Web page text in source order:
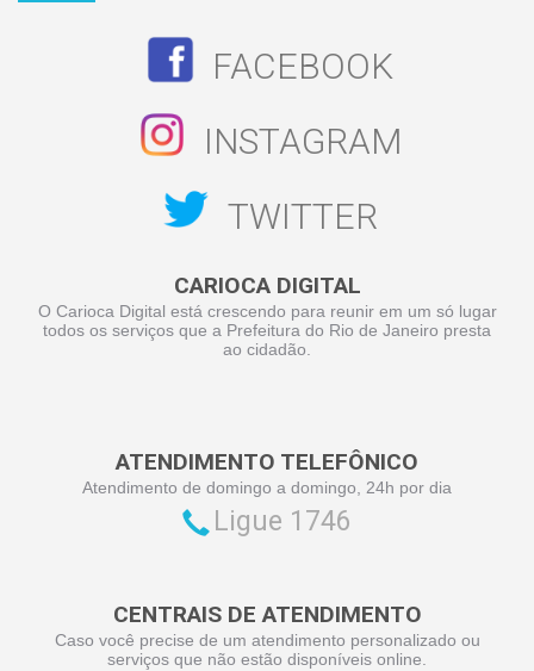
FACEBOOK
INSTAGRAM
TWITTER
CARIOCA DIGITAL
O Carioca Digital está crescendo para reunir em um só lugar
todos os serviços que a Prefeitura do Rio de Janeiro presta
ao cidadão.
ATENDIMENTO TELEFÔNICO
Atendimento de domingo a domingo, 24h por dia
Ligue 1746
CENTRAIS DE ATENDIMENTO
Caso você precise de um atendimento personalizado ou
serviços que não estão disponíveis online.